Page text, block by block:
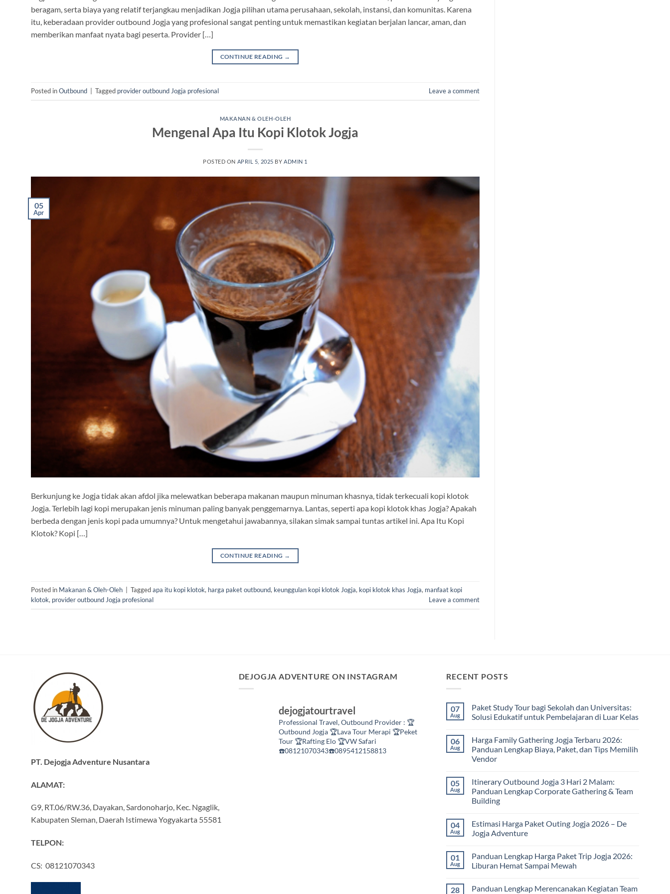
beragam, serta biaya yang relatif terjangkau menjadikan Jogja pilihan utama perusahaan, sekolah, instansi, dan komunitas. Karena
itu, keberadaan provider outbound Jogja yang profesional sangat penting untuk memastikan kegiatan berjalan lancar, aman, dan
memberikan manfaat nyata bagi peserta. Provider […]
CONTINUE READING →
Posted inOutbound Tagged provider outbound Jogja profesional Leave a comment
MAKANAN & OLEH-OLEH
Mengenal Apa Itu Kopi Klotok Jogja
POSTED ON APRIL 5, 2025 BYADMIN 1
05
Apr
Berkunjung ke Jogja tidak akan afdol jika melewatkan beberapa makanan maupun minuman khasnya, tidak terkecuali kopi klotok
Jogja. Terlebih lagi kopi merupakan jenis minuman paling banyak penggemarnya. Lantas, seperti apa kopi klotok khas Jogja? Apakah
berbeda dengan jenis kopi pada umumnya? Untuk mengetahui jawabannya, silakan simak sampai tuntas artikel ini. Apa Itu Kopi
Klotok? Kopi […]
CONTINUE READING →
Posted in Makanan & Oleh-Oleh Taggedapa itu kopi klotok, harga paket outbound, keunggulan kopi klotok Jogja, kopi klotok khas Jogja, manfaat kopi
klotok, provider outbound Jogja profesional Leave a comment
PT. Dejogja Adventure Nusantara
ALAMAT:
G9, RT.06/RW.36, Dayakan, Sardonoharjo, Kec. Ngaglik,
Kabupaten Sleman, Daerah Istimewa Yogyakarta 55581
TELPON:
CS: 08121070343
DEJOGJA ADVENTURE ON INSTAGRAM
dejogjatourtravel
Professional Travel,Outbound Provider : 🏆
Outbound Jogja 🏆Lava Tour Merapi 🏆Peket
Tour🏆Rafting Elo🏆VW Safari
☎️08121070343☎️0895412158813
RECENT POSTS
07
Aug
Paket Study Tour bagi Sekolah dan Universitas:
Solusi Edukatif untuk Pembelajaran di Luar Kelas
on
Paket
Study
Tour
dan
Universitas:
Solusi
Edukatif
untuk
Luar
Kelas
06
Aug
Harga Family Gathering Jogja Terbaru 2026:
Panduan Lengkap Biaya, Paket, dan Tips Memilih
Vendor
on
Harga
Family
Gathering
2026:
Panduan
Lengkap
Biaya,
dan
Tips
Memilih
05
Aug
Itinerary Outbound Jogja 3 Hari 2 Malam:
Panduan Lengkap Corporate Gathering & Team
Building
on
Itinerary
Outbound
Hari
2
Malam:
Corporate
04
Aug
Estimasi Harga Paket Outing Jogja 2026 – De
Jogja Adventure
on
Estimasi
Harga
Jogja
01
Aug
Panduan Lengkap Harga Paket Trip Jogja 2026:
Liburan Hemat Sampai Mewah
on
28
Panduan Lengkap Merencanakan Kegiatan Team